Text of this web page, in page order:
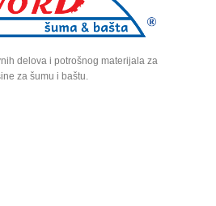
delova i potrošnog materijala za
za šumu i baštu.